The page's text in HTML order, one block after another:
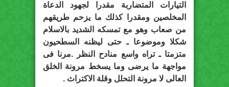
التيارات المتضاربة مقدرا لجهود الدعاة
المخلصين ومقدرا كذلك ما يزحم طريقهم
من صعاب وهو مع تمسكه الشديد بالاسلام
شكلا وموضوعا ـ حتى ليظنه السطحيون
متزمتا ـ تراه واسع منادح النظر .مرنا فى
مواجهة ما يرضى وما يسخط مرونة الخلق
العالى لا مرونة التحلل وقلة الاكتراث .